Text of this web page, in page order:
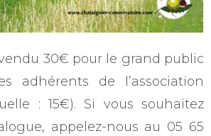
30€ pour le grand public
adhérents de l’association
: 15€). Si vous souhaitez
appelez-nous au 05 65